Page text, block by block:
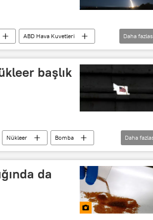
ABD Hava Kuvetleri
ABD
Daha
başlık
Nükleer
Bomba
Daha
da